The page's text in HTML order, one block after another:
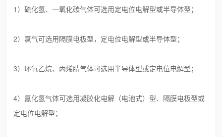
1）硫化氢、一氧化碳气体可选用定电位电解型或半导体型；
2）氯气可选用隔膜电极型，定电位电解型或半导体型；
3）环氧乙烷、丙烯腈气体可选用半导体型或定电位电解型；
4）氰化氢气体可选用凝胶化电解（电池式）型、隔膜电极型或
定电位电解型；